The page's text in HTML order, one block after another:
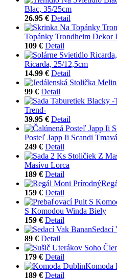
Blac, 35/25cm
26.95 € Detail
Topánky Trondheim Dekor
109 € Detail
Ricarda, 25/12,5cm
14.99 € Detail
99 € Detail
Trend-
39.95 € Detail
Posteľ Japp Ii Scandi
249 € Detail
Masívu Lorca
189 € Detail
159 € Detail
S Komodou Winda Biely
159 € Detail
Sedací
89 € Detail
179 € Detail
Komoda
189 € Detail